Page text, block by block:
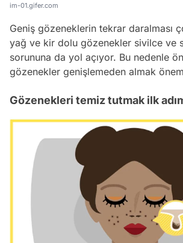
im-01.gifer.com
Geniş gözeneklerin tekrar daralması
yağ ve kir dolu gözenekler sivilce ve
sorununa da yol açıyor. Bu nedenle
gözenekler genişlemeden almak
Gözenekleri temiz tutmak ilk